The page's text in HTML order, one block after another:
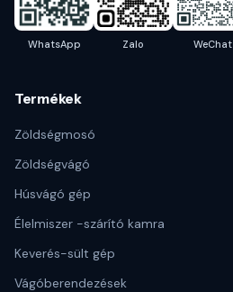
WhatsApp Zalo WeChat
Termékek
Zöldségmosó
Zöldségvágó
Húsvágó gép
Élelmiszer -szárító kamra
Keverés-sült gép
Vágóberendezések